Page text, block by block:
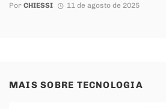
Por CHIESSI 11 de agosto de 2025
MAIS SOBRE TECNOLOGIA